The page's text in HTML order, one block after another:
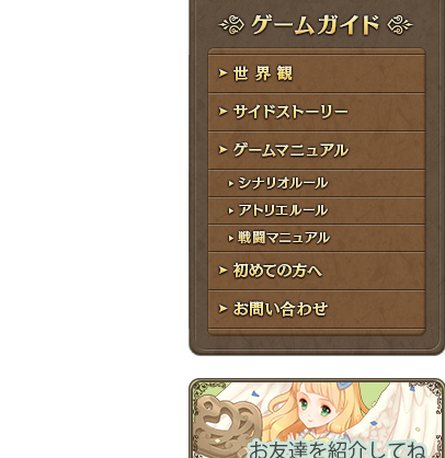
ド
レ
ス
ー
ド
ゲームガイド
世界観
サイドストーリー
ゲームマニュアル
シナリオルール
アトリエルール
戦闘マニュアル
初めての方へ
お問い合わせ